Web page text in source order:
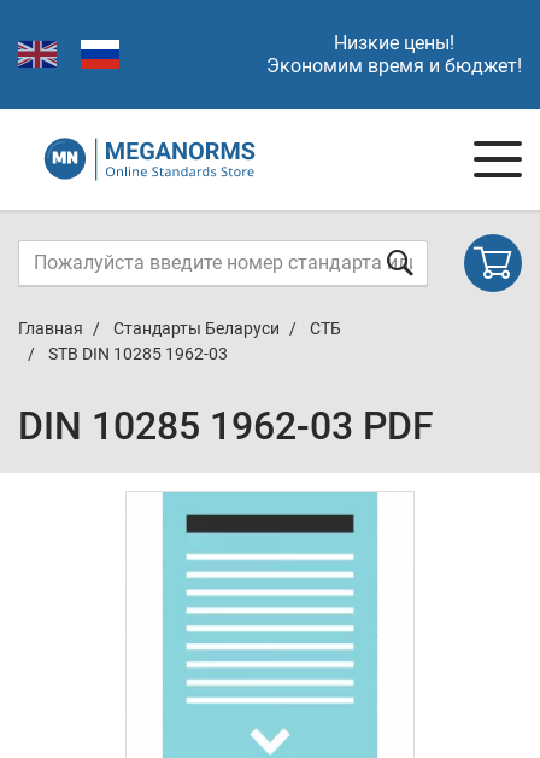
Низкие цены!
Экономим время и бюджет!
Главная Стандарты Беларуси
СТБ
STB DIN 10285 1962-03
DIN 10285 1962-03 PDF